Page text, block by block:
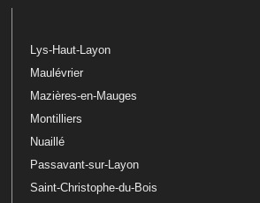
Lys-Haut-Layon
Maulévrier
Mazières-en-Mauges
Montilliers
Nuaillé
Passavant-sur-Layon
Saint-Christophe-du-Bois